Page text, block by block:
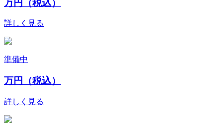
万円（税込）
詳しく見る
準備中
万円（税込）
詳しく見る